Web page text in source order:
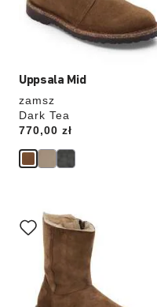
Uppsala Mid
zamsz
Dark Tea
Price:
770,00 zł
Wybranie
koloru
spowoduje
zmianę
zdjęcia
produktu